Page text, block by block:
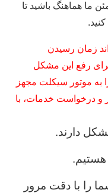
ما هماهنگ باشید تا
زمان رسیدن
رفع این مشکل
موتور سیکلت مجهز
درخواست خدمات، با
دارند.
هستیم.
را با دقت مرور